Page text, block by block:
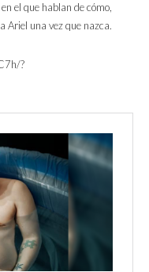
el que hablan de cómo,
Ariel una vez que nazca.
?